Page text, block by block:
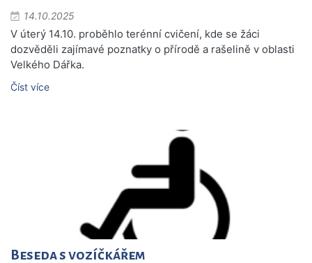
14.10.2025
V úterý 14.10. proběhlo terénní cvičení, kde se žáci
dozvěděli zajímavé poznatky o přírodě a rašelině v oblasti
Velkého Dářka.
Číst více
Beseda s vozíčkářem